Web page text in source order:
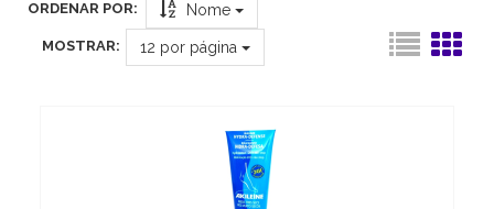
ORDENAR POR: Nome
MOSTRAR: 12 por página